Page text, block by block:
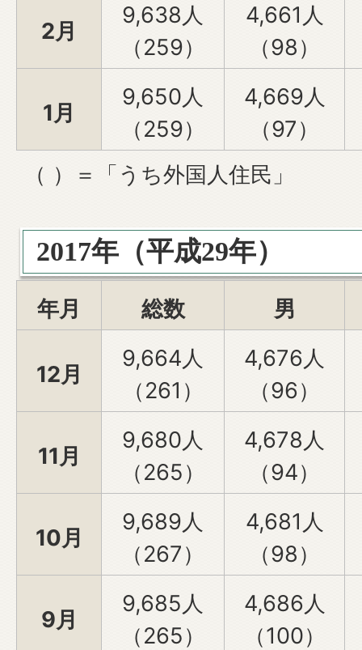
2月
9,638人
（259）
4,661人
（98）
1月
9,650人
（259）
4,669人
（97）
（ ）＝「うち外国人住民」
2017年（平成29年）
年月 総数 男
12月
9,664人
（261）
4,676人
（96）
11月
9,680人
（265）
4,678人
（94）
10月
9,689人
（267）
4,681人
（98）
9月
9,685人
（265）
4,686人
（100）